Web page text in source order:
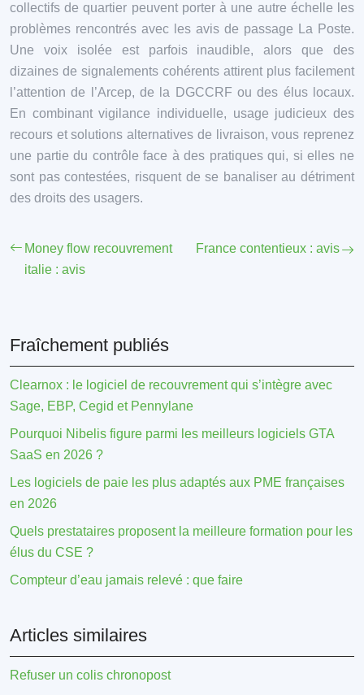
collectifs de quartier peuvent porter à une autre échelle les
problèmes rencontrés avec les avis de passage La Poste.
Une voix isolée est parfois inaudible, alors que des
dizaines de signalements cohérents attirent plus facilement
l’attention de l’Arcep, de la DGCCRF ou des élus locaux.
En combinant vigilance individuelle, usage judicieux des
recours et solutions alternatives de livraison, vous reprenez
une partie du contrôle face à des pratiques qui, si elles ne
sont pas contestées, risquent de se banaliser au détriment
des droits des usagers.
Money flow recouvrement
italie : avis
France contentieux : avis
Fraîchement publiés
Clearnox : le logiciel de recouvrement qui s’intègre avec
Sage, EBP, Cegid et Pennylane
Pourquoi Nibelis figure parmi les meilleurs logiciels GTA
SaaS en 2026 ?
Les logiciels de paie les plus adaptés aux PME françaises
en 2026
Quels prestataires proposent la meilleure formation pour les
élus du CSE ?
Compteur d’eau jamais relevé : que faire
Articles similaires
Refuser un colis chronopost